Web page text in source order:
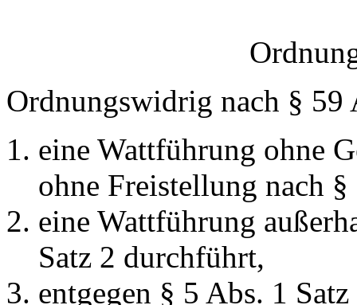
Ordnungswidrig nach § 59
eine Wattführung ohne
ohne Freistellung nach
eine Wattführung
Satz 2 durchführt,
entgegen § 5 Abs. 1